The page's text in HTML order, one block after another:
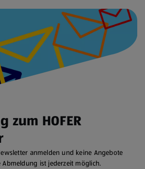
zum HOFER
anmelden und keine Angebote
Abmeldung ist jederzeit möglich.